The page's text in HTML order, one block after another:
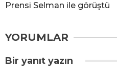
Prensi Selman ile görüştü
YORUMLAR
Bir yanıt yazın